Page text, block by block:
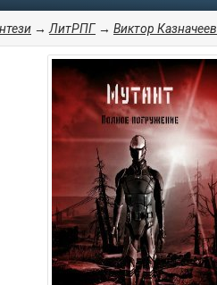
→ ЛитРПГ → Виктор Казначеев